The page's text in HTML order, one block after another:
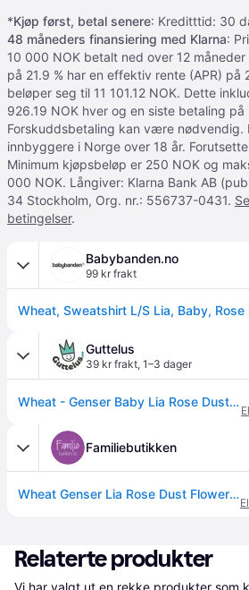
*Kjøp først, betal senere: Kreditttid: 30
48 måneders finansiering med Klarna:
10 000 NOK betalt ned over 12
på 21.9 % har en effektiv rente (APR) på
beløper seg til 11 101.12 NOK. Dette
926.19 NOK hver og en siste betaling på
Forskuddsbetaling kan være nødvendig.
innbyggere i Norge over 18 år.
Minimum kjøpsbeløp er 250 NOK og
000 NOK. Långiver: Klarna Bank AB
34 Stockholm, Org. nr.: 556737-0431.
betingelser.
Babybanden.no
99 kr frakt
Guttelus
39 kr frakt, 1–3 dager
Wheat - Genser Baby Lia Rose Dust Flowers
Familiebutikken
Wheat Genser Lia Rose Dust Flowers (68 / 6 mnd)
Relaterte produkter